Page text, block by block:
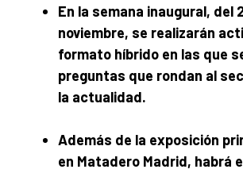
En la semana inaugural, del
noviembre, se realizarán
formato híbrido en las que
preguntas que rondan al
la actualidad.
Además de la exposición
en Matadero Madrid, habrá